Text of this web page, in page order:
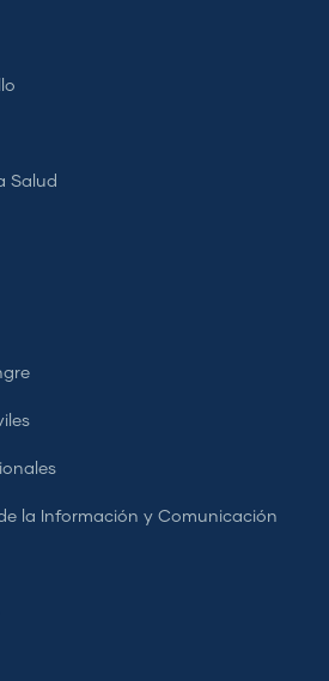
Salud
la Información y Comunicación